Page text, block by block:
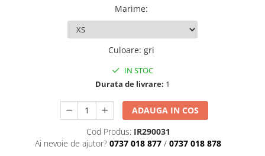
Marime:
Culoare: gri
IN STOC
Durata de livrare: 1
ADAUGA IN COS
Cod Produs: IR290031
Ai nevoie de ajutor? 0737 018 877 / 0737 018 878